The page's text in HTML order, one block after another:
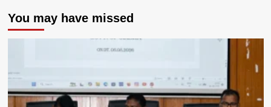
You may have missed